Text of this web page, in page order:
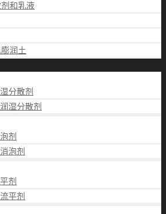
和乳液
润土
分散剂
湿分散剂
剂
泡剂
剂
平剂